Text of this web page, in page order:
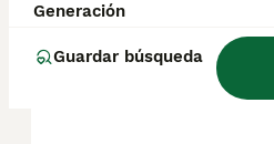
Generación
Guardar búsqueda
¿Cuántos tipos